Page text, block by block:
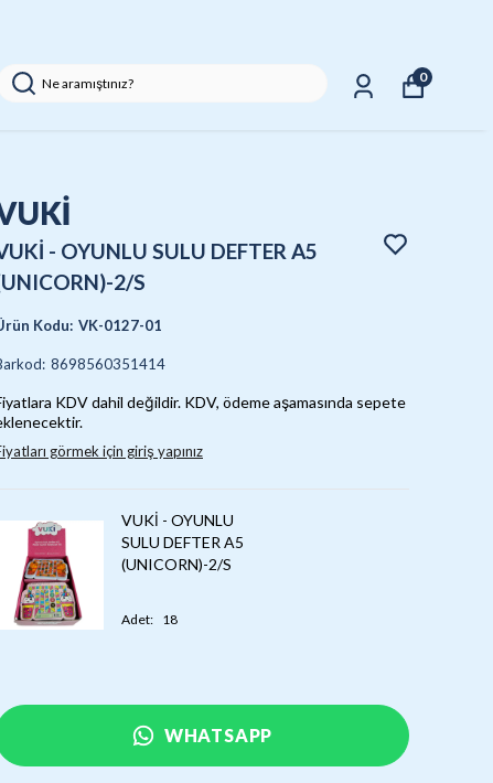
0
- OYUNLU SULU DEFTER A5
2/S
Kodu: VK-0127-01
: 8698560351414
KDV dahil değildir. KDV, ödeme aşamasında sepete
görmek için giriş yapınız
VUKİ - OYUNLU
SULU DEFTER A5
(UNICORN)-2/S
Adet: 18
WHATSAPP